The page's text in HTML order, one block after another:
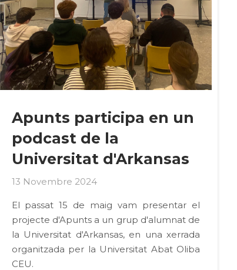
Apunts participa en un
podcast de la
Universitat d'Arkansas
13 Novembre 2024
El passat 15 de maig vam presentar el
projecte d'Apunts a un grup d'alumnat de
la Universitat d'Arkansas, en una xerrada
organitzada per la Universitat Abat Oliba
CEU.